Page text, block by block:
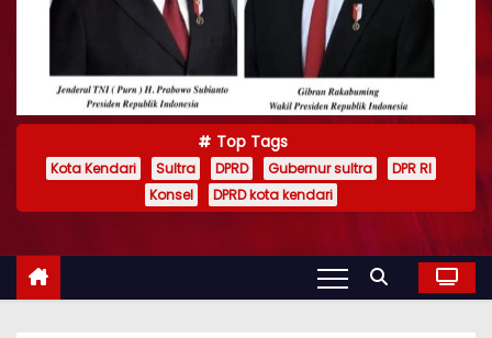
Top Tags
Kota Kendari Sultra DPRD Gubernur sultra
DPR RI
Konsel
DPRD kota kendari